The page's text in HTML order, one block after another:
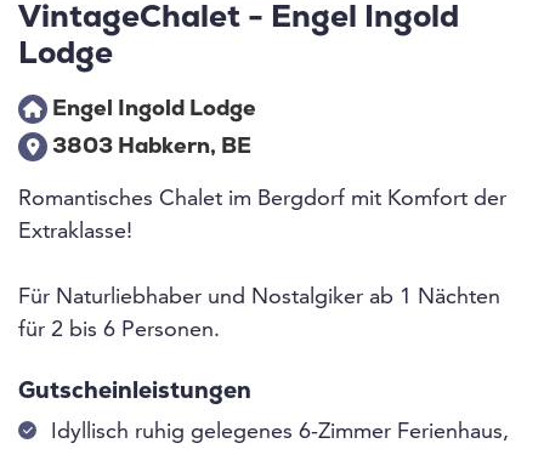
VintageChalet - Engel Ingold
Lodge
Engel Ingold Lodge
3803 Habkern, BE
Romantisches Chalet im Bergdorf mit Komfort der
Extraklasse!
Für Naturliebhaber und Nostalgiker ab 1 Nächten
für 2 bis 6 Personen.
Gutscheinleistungen
Idyllisch ruhig gelegenes 6-Zimmer Ferienhaus,